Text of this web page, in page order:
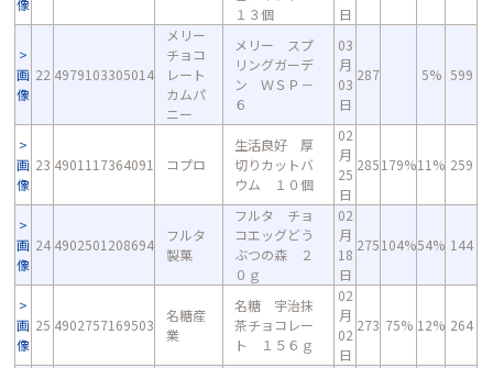
像
１３個
日
画
像
22 4979103305014
メリー
チョコ
レート
カムパ
ニー
メリー スプ
リングガーデ
ン ＷＳＰ－
６
03
月
03
日
287 5% 599
画
像
23 4901117364091 コプロ
生活良好 厚
切りカットバ
ウム １０個
02
月
25
日
285179%11% 259
画
像
24 4902501208694
フルタ
製菓
フルタ チョ
コエッグどう
ぶつの森 ２
０ｇ
02
月
18
日
275104%54% 144
画
像
25 4902757169503
名糖産
業
名糖 宇治抹
茶チョコレー
ト １５６ｇ
02
月
02
日
273 75% 12% 264